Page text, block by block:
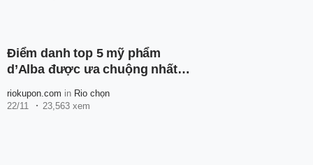
Điểm danh top 5 mỹ phẩm
d’Alba được ưa chuộng nhất
riokupon.com in Rio chọn
22/11
23,563 xem